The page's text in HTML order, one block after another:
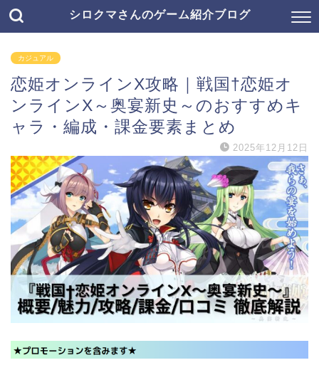
シロクマさんのゲーム紹介ブログ
カジュアル
恋姫オンラインX攻略｜戦国†恋姫オ
ンラインX～奥宴新史～のおすすめキ
ャラ・編成・課金要素まとめ
2025年12月12日